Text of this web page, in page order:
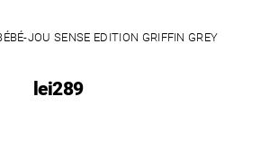
JOU SENSE EDITION GRIFFIN GREY
lei289